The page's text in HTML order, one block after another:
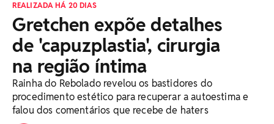
REALIZADA HÁ 20 DIAS
Gretchen expõe detalhes
de 'capuzplastia', cirurgia
na região íntima
Rainha do Rebolado revelou os bastidores do
procedimento estético para recuperar a autoestima e
falou dos comentários que recebe de haters